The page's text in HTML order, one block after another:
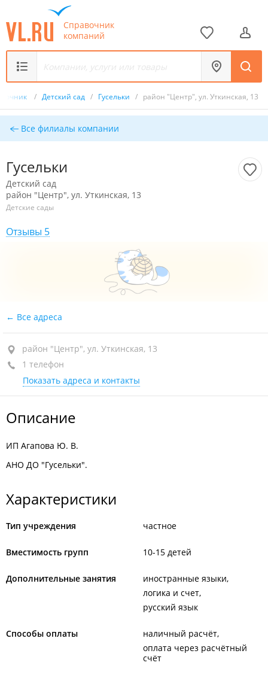
Справочник
компаний
/ Детский сад / Гусельки / район "Центр", ул. Уткинская, 13
Все филиалы компании
Гусельки
Детский сад
район "Центр", ул. Уткинская, 13
Детские сады
Отзывы 5
Все адреса
район "Центр", ул. Уткинская, 13
1 телефон
Показать адреса и контакты
Описание
ИП Агапова Ю. В.
АНО ДО "Гусельки".
Характеристики
Тип учреждения частное
Вместимость групп 10-15 детей
Дополнительные занятия
иностранные языки
логика и счет
русский язык
Способы оплаты
наличный расчёт
оплата через расчётный
счёт